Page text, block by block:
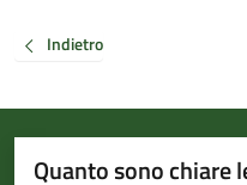
Indietro
Quanto sono chiare